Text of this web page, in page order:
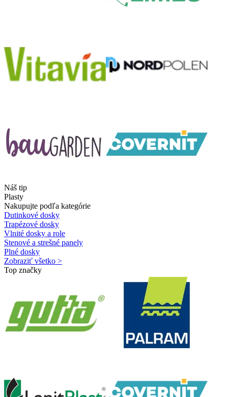
Náš tip
Plasty
Nakupujte podľa kategórie
Dutinkové dosky
Trapézové dosky
Vlnité dosky a role
Stenové a strešné panely
Plné dosky
Zobraziť všetko >
Top značky